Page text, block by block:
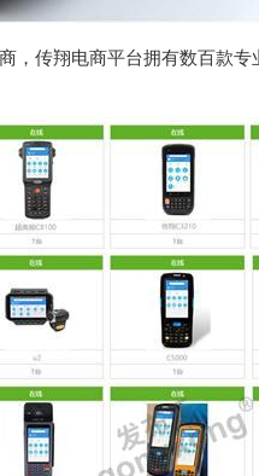
，传翔电商平台拥有数百款